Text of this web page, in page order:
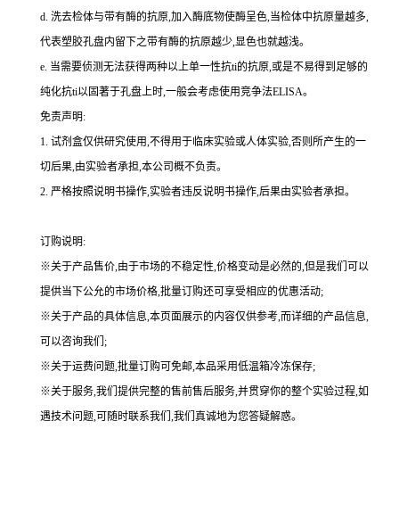
d. 洗去检体与带有酶的抗原,加入酶底物使酶呈色,当检体中抗原量越多,
代表塑胶孔盘内留下之带有酶的抗原越少,显色也就越浅。
e. 当需要侦测无法获得两种以上单一性抗ti的抗原,或是不易得到足够的
纯化抗ti以固著于孔盘上时,一般会考虑使用竞争法ELISA。
免责声明:
1. 试剂盒仅供研究使用,不得用于临床实验或人体实验,否则所产生的一
切后果,由实验者承担,本公司概不负责。
2. 严格按照说明书操作,实验者违反说明书操作,后果由实验者承担。
订购说明:
※关于产品售价,由于市场的不稳定性,价格变动是必然的,但是我们可以
提供当下公允的市场价格,批量订购还可享受相应的优惠活动;
※关于产品的具体信息,本页面展示的内容仅供参考,而详细的产品信息,
可以咨询我们;
※关于运费问题,批量订购可免邮,本品采用低温箱冷冻保存;
※关于服务,我们提供完整的售前售后服务,并贯穿你的整个实验过程,如
遇技术问题,可随时联系我们,我们真诚地为您答疑解惑。